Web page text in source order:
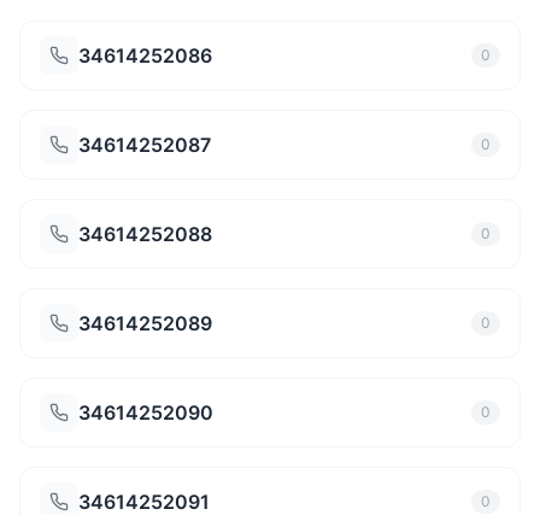
34614252086 0
34614252087 0
34614252088 0
34614252089 0
34614252090 0
34614252091 0